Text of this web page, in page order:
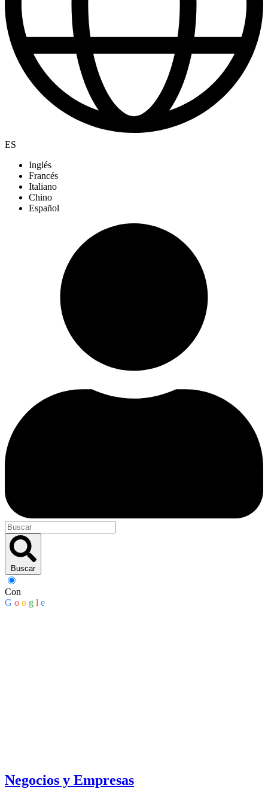
ES
Inglés
Francés
Italiano
Chino
Español
Buscar
Con
G o o g l e
Negocios y Empresas